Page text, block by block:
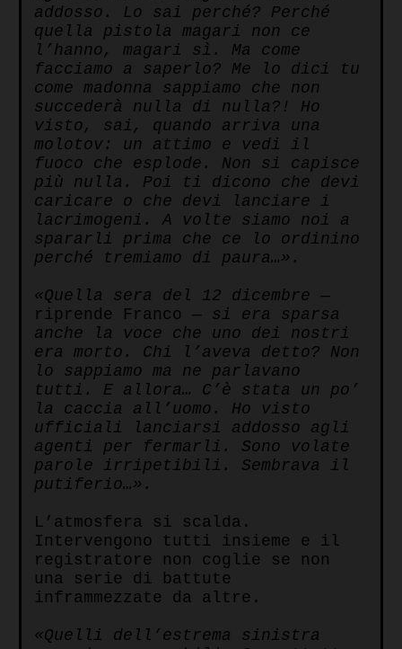
addosso. Lo sai perché? Perché
quella pistola magari non ce
l’hanno, magari sì. Ma come
facciamo a saperlo? Me lo dici tu
come madonna sappiamo che non
succederà nulla di nulla?! Ho
visto, sai, quando arriva una
molotov: un attimo e vedi il
fuoco che esplode. Non si capisce
più nulla. Poi ti dicono che devi
caricare o che devi lanciare i
lacrimogeni. A volte siamo noi a
spararli prima che ce lo ordinino
perché tremiamo di paura…».
«Quella sera del 12 dicembre —
riprende Franco — si era sparsa
anche la voce che uno dei nostri
era morto. Chi l’aveva detto? Non
lo sappiamo ma ne parlavano
tutti. E allora… C’è stata un po’
la caccia all’uomo. Ho visto
ufficiali lanciarsi addosso agli
agenti per fermarli. Sono volate
parole irripetibili. Sembrava il
putiferio…».
L’atmosfera si scalda.
Intervengono tutti insieme e il
registratore non coglie se non
una serie di battute
inframmezzate da altre.
«Quelli dell’estrema sinistra